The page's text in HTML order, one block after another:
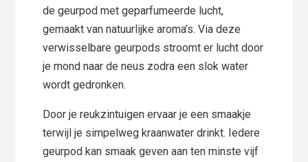
de geurpod met geparfumeerde lucht,
gemaakt van natuurlijke aroma’s. Via deze
verwisselbare geurpods stroomt er lucht door
je mond naar de neus zodra een slok water
wordt gedronken.
Door je reukzintuigen ervaar je een smaakje
terwijl je simpelweg kraanwater drinkt. Iedere
geurpod kan smaak geven aan ten minste vijf